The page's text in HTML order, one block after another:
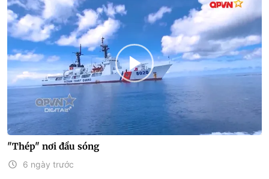
"Thép" nơi đầu sóng
6 ngày trước